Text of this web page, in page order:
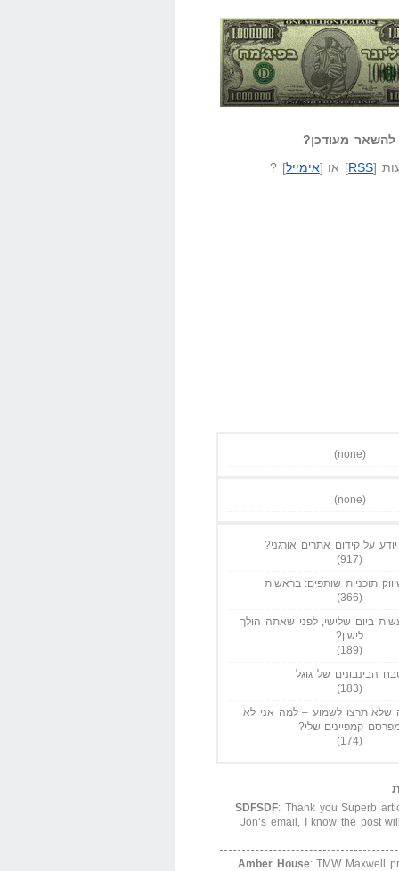
שאל שאלה בפיג'מה
מעודכן?
[
RSS] או [אימייל] ?
(none)
(none)
על קידום אתרים אורגני?
(917)
תוכניות שותפים: בראשית
(366)
ביום שלישי, לפני שאתה הולך
לישון?
(189)
הבינבונים של גוגל
(183)
תרצו לשמוע – למה אני לא
קמפיינים שלי?
(174)
SDFSDF: Thank you Superb
Jon’s email, I know the post
Amber House: TMW Maxwell